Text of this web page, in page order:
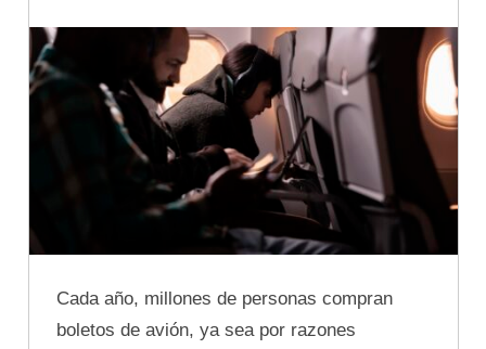
Cada año, millones de personas compran
boletos de avión, ya sea por razones